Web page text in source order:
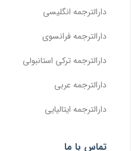
دارالترجمه انگلیسی
دارالترجمه فرانسوی
دارالترجمه ترکی استانبولی
دارالترجمه عربی
دارالترجمه ایتالیایی
تماس با ما